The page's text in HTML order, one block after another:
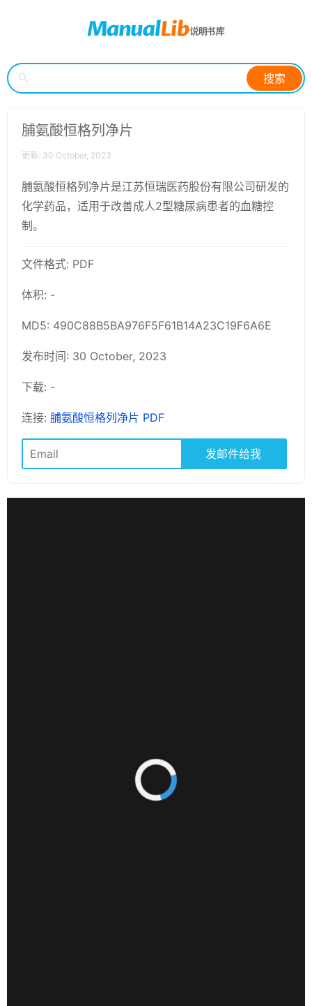
搜索
脯氨酸恒格列净片
更新: 30 October, 2023
脯氨酸恒格列净片是江苏恒瑞医药股份有限公司研发的
化学药品，适用于改善成人2型糖尿病患者的血糖控
制。
文件格式: PDF
体积: -
MD5: 490C88B5BA976F5F61B14A23C19F6A6E
发布时间: 30 October, 2023
下载: -
连接: 脯氨酸恒格列净片 PDF
发邮件给我